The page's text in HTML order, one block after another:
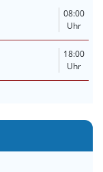
08:00
Uhr
18:00
Uhr